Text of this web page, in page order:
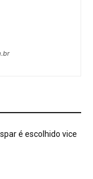
é escolhido vice